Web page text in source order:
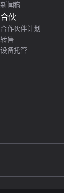
新闻稿
合伙
合作伙伴计划
转售
设备托管